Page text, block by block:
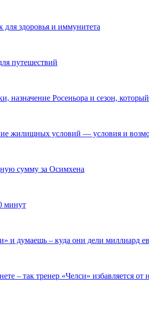
здоровья и иммунитета
путешествий
назначение Росеньора и сезон,
жилищных условий — условия и
сумму за Осимхена
минут
и думаешь – куда они дели миллиард
– так тренер «Челси» избавляется от